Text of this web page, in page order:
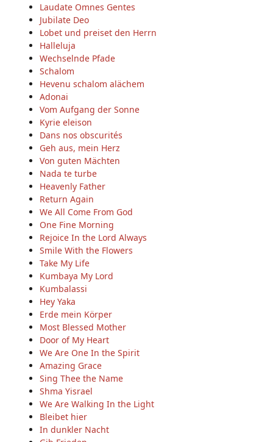
Laudate Omnes Gentes
Jubilate Deo
Lobet und preiset den Herrn
Halleluja
Wechselnde Pfade
Schalom
Hevenu schalom alächem
Adonai
Vom Aufgang der Sonne
Kyrie eleison
Dans nos obscurités
Geh aus, mein Herz
Von guten Mächten
Nada te turbe
Heavenly Father
Return Again
We All Come From God
One Fine Morning
Rejoice In the Lord Always
Smile With the Flowers
Take My Life
Kumbaya My Lord
Kumbalassi
Hey Yaka
Erde mein Körper
Most Blessed Mother
Door of My Heart
We Are One In the Spirit
Amazing Grace
Sing Thee the Name
Shma Yisrael
We Are Walking In the Light
Bleibet hier
In dunkler Nacht